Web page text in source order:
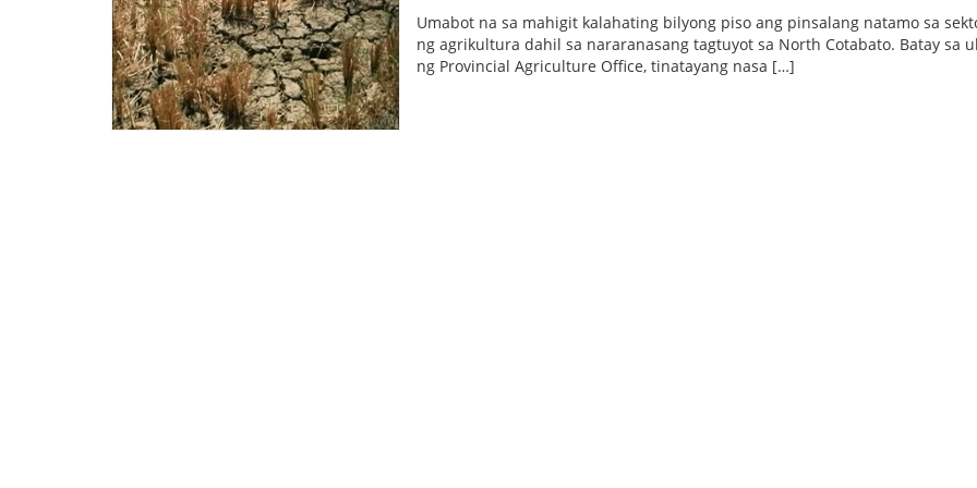
Umabot na sa mahigit kalahating bilyong piso ang pinsalang natamo sa
ng agrikultura dahil sa nararanasang tagtuyot sa North Cotabato. Batay sa
ng Provincial Agriculture Office, tinatayang nasa […]